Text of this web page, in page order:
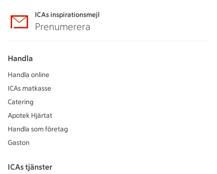
ICAs inspirationsmejl
Prenumerera
Handla
Handla online
ICAs matkasse
Catering
Apotek Hjärtat
Handla som företag
Gaston
ICAs tjänster